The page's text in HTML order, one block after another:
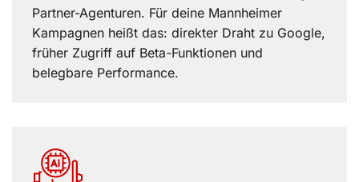
Partner-Agenturen. Für deine Mannheimer
Kampagnen heißt das: direkter Draht zu Google,
früher Zugriff auf Beta-Funktionen und
belegbare Performance.